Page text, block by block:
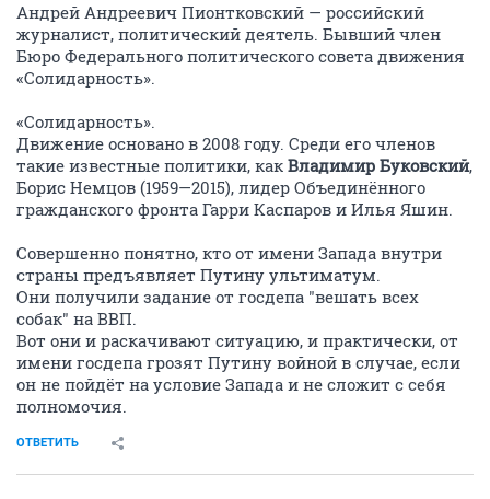
Андрей Андреевич Пионтковский — российский
журналист, политический деятель. Бывший член
Бюро Федерального политического совета движения
«Солидарность».
«Солидарность».
Движение основано в 2008 году. Среди его членов
такие известные политики, как Владимир Буковский,
Борис Немцов (1959—2015), лидер Объединённого
гражданского фронта Гарри Каспаров и Илья Яшин.
Совершенно понятно, кто от имени Запада внутри
страны предъявляет Путину ультиматум.
Они получили задание от госдепа "вешать всех
собак" на ВВП.
Вот они и раскачивают ситуацию, и практически, от
имени госдепа грозят Путину войной в случае, если
он не пойдёт на условие Запада и не сложит с себя
полномочия.
ОТВЕТИТЬ